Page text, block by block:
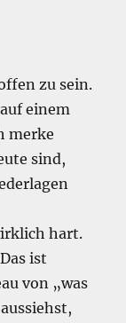
zu sein.
einem
merke
sind,
hart.
ist
von „was